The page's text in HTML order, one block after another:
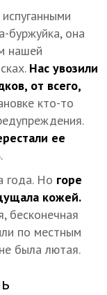
буржуйка, она
нашей
Нас увозили
от всего,
кто-то
ее
года. Но горе
кожей.
бесконечная
по местным
была лютая.